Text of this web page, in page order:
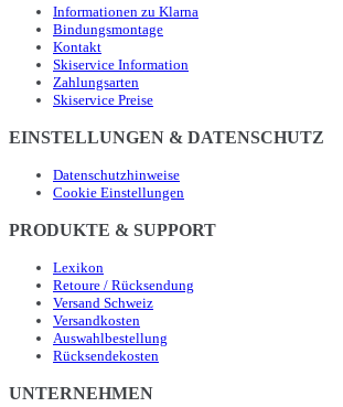
Informationen zu Klarna
Bindungsmontage
Kontakt
Skiservice Information
Zahlungsarten
Skiservice Preise
EINSTELLUNGEN & DATENSCHUTZ
Datenschutzhinweise
Cookie Einstellungen
PRODUKTE & SUPPORT
Lexikon
Retoure / Rücksendung
Versand Schweiz
Versandkosten
Auswahlbestellung
Rücksendekosten
UNTERNEHMEN